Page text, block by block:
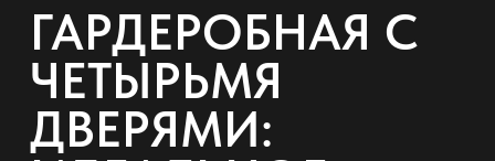
ГАРДЕРОБНАЯ С
ЧЕТЫРЬМЯ
ДВЕРЯМИ: